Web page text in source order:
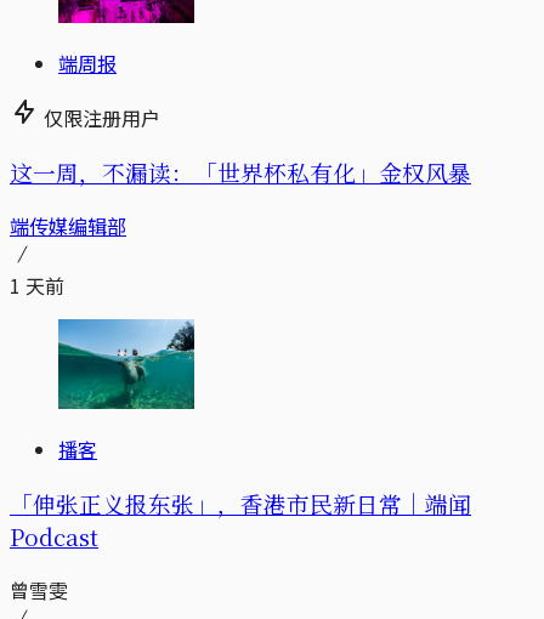
端周报
仅限注册用户
这一周，不漏读：「世界杯私有化」金权风暴
端传媒编辑部
1 天前
播客
「伸张正义报东张」，香港市民新日常｜端闻
Podcast
曾雪雯